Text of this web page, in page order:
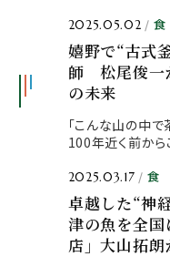
2025.05.02 食
嬉野で“古式
師 松尾俊一
の未来
「こんな山の中で
100年近く前から
2025.03.17 食
卓越した“神
津の魚を全
店」大山拓